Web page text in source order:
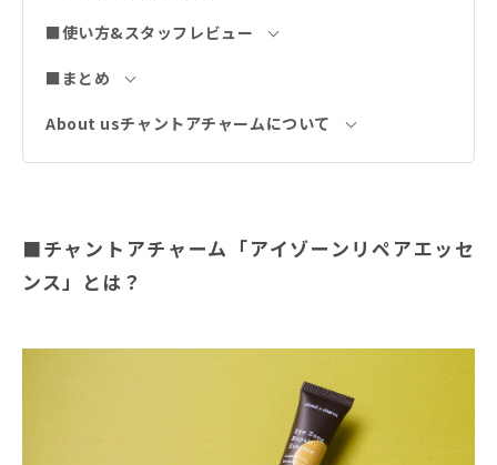
■使い方&スタッフレビュー
■まとめ
About usチャントアチャームについて
■チャントアチャーム「アイゾーンリペアエッセ
ンス」とは？